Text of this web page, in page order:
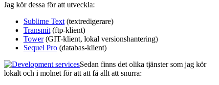
Jag kör dessa för att utveckla:
Sublime Text (textredigerare)
Transmit (ftp-klient)
Tower(GIT-klient, lokal versionshantering)
Sequel Pro (databas-klient)
Sedan finns det olika tjänster som jag kör
lokalt och i molnet för att att få allt att snurra: